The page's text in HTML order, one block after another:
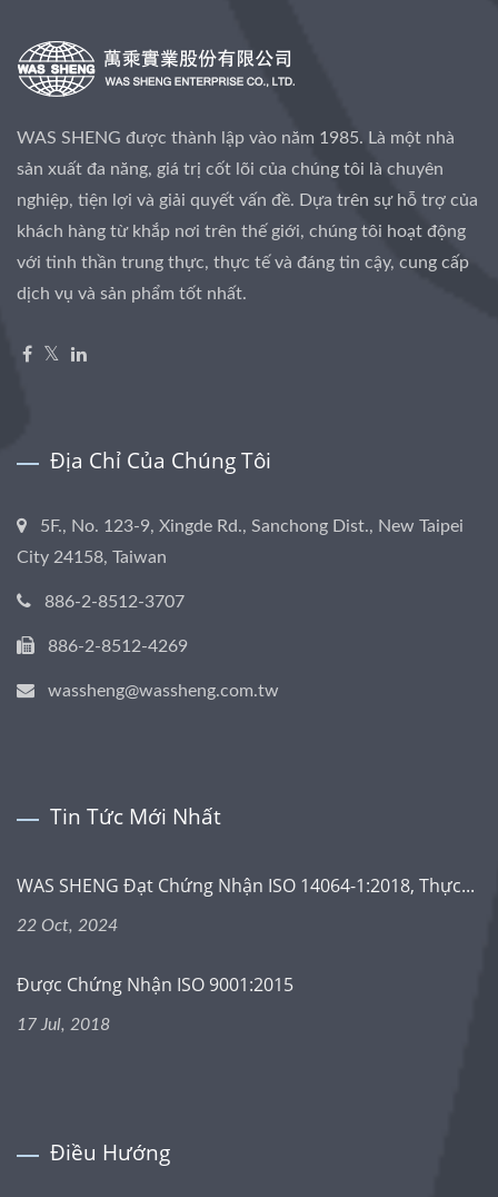
WAS SHENG được thành lập vào năm 1985. Là một nhà
sản xuất đa năng, giá trị cốt lõi của chúng tôi là chuyên
nghiệp, tiện lợi và giải quyết vấn đề. Dựa trên sự hỗ trợ của
khách hàng từ khắp nơi trên thế giới, chúng tôi hoạt động
với tinh thần trung thực, thực tế và đáng tin cậy, cung cấp
dịch vụ và sản phẩm tốt nhất.
Địa Chỉ Của Chúng Tôi
5F., No. 123-9, Xingde Rd., Sanchong Dist., New Taipei
City 24158, Taiwan
886-2-8512-3707
886-2-8512-4269
wassheng@wassheng.com.tw
Tin Tức Mới Nhất
WAS SHENG Đạt Chứng Nhận ISO 14064-1:2018, Thực...
22 Oct, 2024
Được Chứng Nhận ISO 9001:2015
17 Jul, 2018
Điều Hướng